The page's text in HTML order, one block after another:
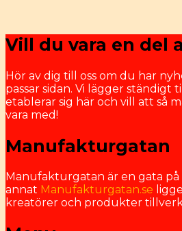
Vill du vara en del
Hör av dig till oss om du har
passar sidan. Vi lägger ständigt
etablerar sig här och vill att så
vara med!
Manufakturgatan
Manufakturgatan är en gata på
annat Manufakturgatan.se
kreatörer och produkter